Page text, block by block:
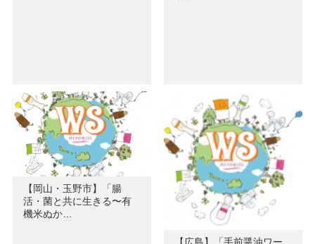
【岡山・玉野市】「腸
活・菌と共に生きる〜有
機米ぬか…